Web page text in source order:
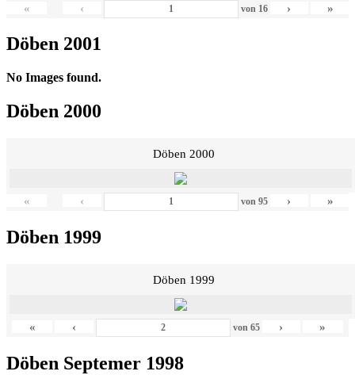
« ‹ von 16 › »
Döben 2001
No Images found.
Döben 2000
Döben 2000
« ‹ von 95 › »
Döben 1999
Döben 1999
« ‹ von 65 › »
Döben Septemer 1998